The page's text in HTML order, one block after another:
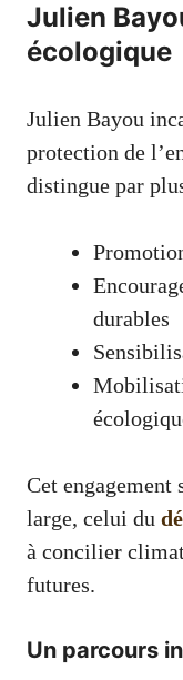
Julien
écologique
Julien Bayou
protection de
distingue par
durables
Cet engagement
large, celui du
à concilier
futures.
Un parcours